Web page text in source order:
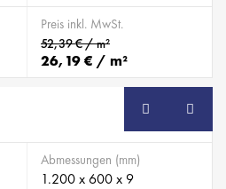
Preis inkl. MwSt.
52,39 € / m²
26,19 € / m²
SB
Abmessungen (mm)
1.200 x 600 x 9